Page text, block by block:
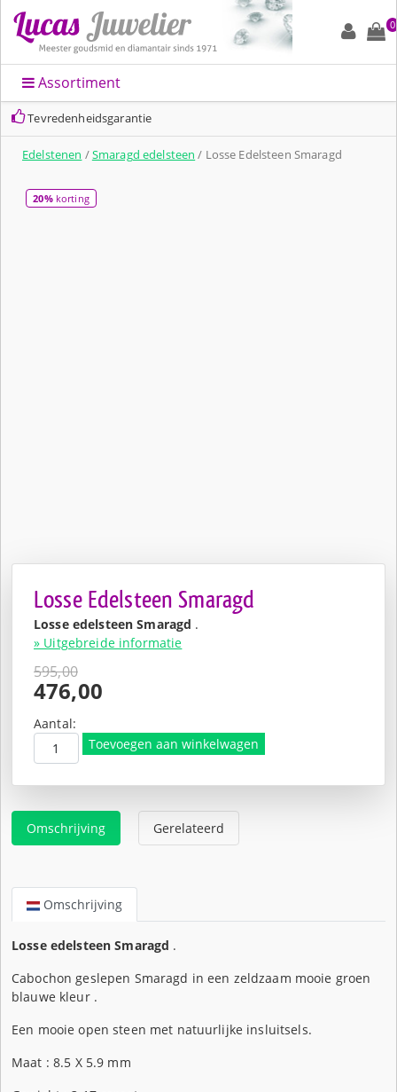
0
Assortiment
Tevredenheidsgarantie
Edelstenen /Smaragd edelsteen / Losse Edelsteen Smaragd
20%korting
Losse Edelsteen Smaragd
Losse edelsteen Smaragd .
» Uitgebreide informatie
595,00
Oorspronkelijke
prijs
was:
€595,00.
476,00
Huidige
prijs
is:
€476,00.
Aantal:
Toevoegen aan winkelwagen
Omschrijving Gerelateerd
Omschrijving
Losse edelsteen Smaragd .
Cabochon geslepen Smaragd in een zeldzaam mooie groen
blauwe kleur .
Een mooie open steen met natuurlijke insluitsels.
Maat : 8.5 X 5.9 mm